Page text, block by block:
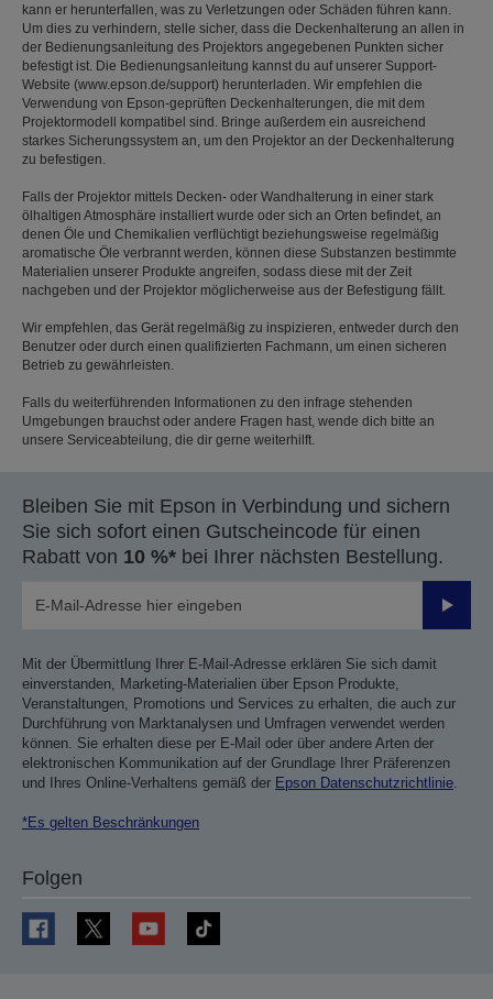
kann er herunterfallen, was zu Verletzungen oder Schäden führen kann.
Um dies zu verhindern, stelle sicher, dass die Deckenhalterung an allen in
der Bedienungsanleitung des Projektors angegebenen Punkten sicher
befestigt ist. Die Bedienungsanleitung kannst du auf unserer Support-
Website (www.epson.de/support) herunterladen. Wir empfehlen die
Verwendung von Epson-geprüften Deckenhalterungen, die mit dem
Projektormodell kompatibel sind. Bringe außerdem ein ausreichend
starkes Sicherungssystem an, um den Projektor an der Deckenhalterung
zu befestigen.
Falls der Projektor mittels Decken- oder Wandhalterung in einer stark
ölhaltigen Atmosphäre installiert wurde oder sich an Orten befindet, an
denen Öle und Chemikalien verflüchtigt beziehungsweise regelmäßig
aromatische Öle verbrannt werden, können diese Substanzen bestimmte
Materialien unserer Produkte angreifen, sodass diese mit der Zeit
nachgeben und der Projektor möglicherweise aus der Befestigung fällt.
Wir empfehlen, das Gerät regelmäßig zu inspizieren, entweder durch den
Benutzer oder durch einen qualifizierten Fachmann, um einen sicheren
Betrieb zu gewährleisten.
Falls du weiterführenden Informationen zu den infrage stehenden
Umgebungen brauchst oder andere Fragen hast, wende dich bitte an
unsere Serviceabteilung, die dir gerne weiterhilft.
Bleiben Sie mit Epson in Verbindung und sichern
Sie sich sofort einen Gutscheincode für einen
Rabatt von 10 %* bei Ihrer nächsten Bestellung.
Mit der Übermittlung Ihrer E-Mail-Adresse erklären Sie sich damit
einverstanden, Marketing-Materialien über Epson Produkte,
Veranstaltungen, Promotions und Services zu erhalten, die auch zur
Durchführung von Marktanalysen und Umfragen verwendet werden
können. Sie erhalten diese per E-Mail oder über andere Arten der
elektronischen Kommunikation auf der Grundlage Ihrer Präferenzen
und Ihres Online-Verhaltens gemäß der Epson Datenschutzrichtlinie
*Es gelten Beschränkungen
Folgen